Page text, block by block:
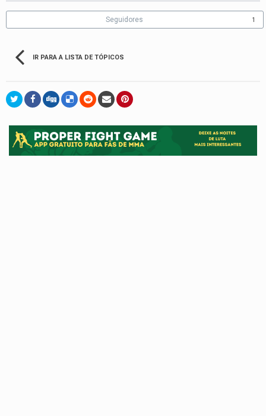
Seguidores 1
IR PARA A LISTA DE TÓPICOS